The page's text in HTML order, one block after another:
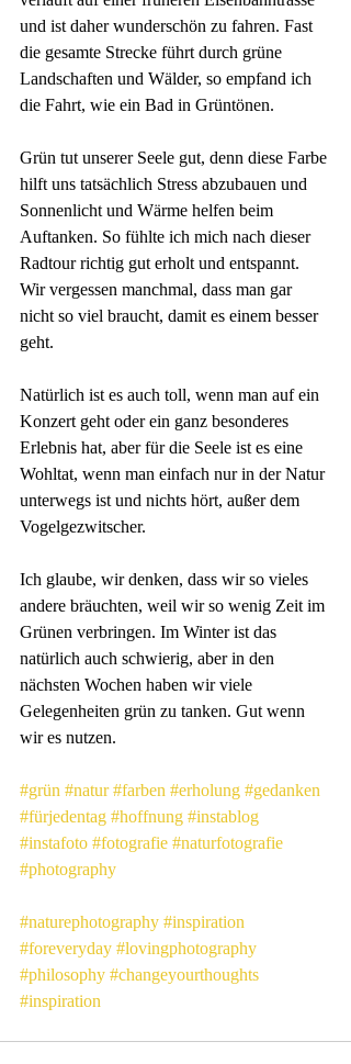
und ist daher wunderschön zu fahren. Fast
die gesamte Strecke führt durch grüne
Landschaften und Wälder, so empfand ich
die Fahrt, wie ein Bad in Grüntönen.
Grün tut unserer Seele gut, denn diese Farbe
hilft uns tatsächlich Stress abzubauen und
Sonnenlicht und Wärme helfen beim
Auftanken. So fühlte ich mich nach dieser
Radtour richtig gut erholt und entspannt.
Wir vergessen manchmal, dass man gar
nicht so viel braucht, damit es einem besser
geht.
Natürlich ist es auch toll, wenn man auf ein
Konzert geht oder ein ganz besonderes
Erlebnis hat, aber für die Seele ist es eine
Wohltat, wenn man einfach nur in der Natur
unterwegs ist und nichts hört, außer dem
Vogelgezwitscher.
Ich glaube, wir denken, dass wir so vieles
andere bräuchten, weil wir so wenig Zeit im
Grünen verbringen. Im Winter ist das
natürlich auch schwierig, aber in den
nächsten Wochen haben wir viele
Gelegenheiten grün zu tanken. Gut wenn
wir es nutzen.
#grün #natur #farben #erholung #gedanken
#fürjedentag #hoffnung #instablog
#instafoto #fotografie #naturfotografie
#photography
#naturephotography #inspiration
#foreveryday #lovingphotography
#philosophy #changeyourthoughts
#inspiration